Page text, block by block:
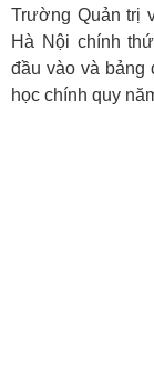
Trường Quản trị
Hà Nội chính
đầu vào và bảng
học chính quy